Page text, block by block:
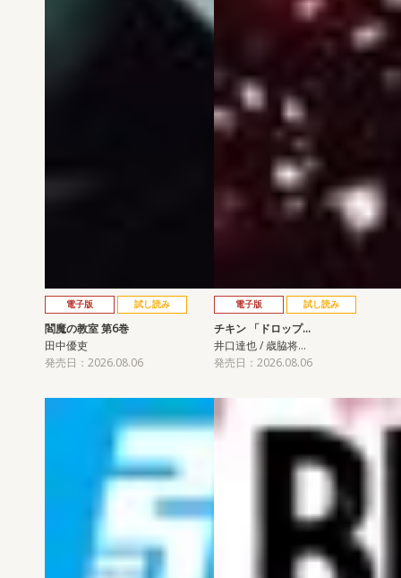
電子版 試し読み
閻魔の教室 第6巻
田中優吏
発売日：2026.08.06
電子版 試し読み
チキン 「ドロップ…
井口達也 / 歳脇将…
発売日：2026.08.06